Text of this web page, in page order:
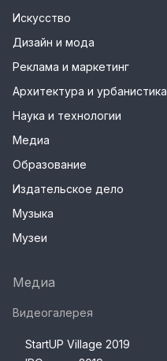
Искусство
Дизайн и мода
Реклама и маркетинг
Архитектура и урбанистика
Наука и технологии
Медиа
Образование
Издательское дело
Музыка
Музеи
Медиа
Видеогалерея
StartUP Village 2019